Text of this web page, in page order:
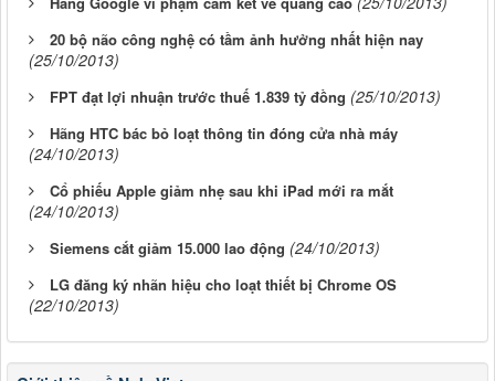
20 bộ não công nghệ có tầm ảnh hưởng nhất hiện nay
(25/10/2013)
FPT đạt lợi nhuận trước thuế 1.839 tỷ đồng (25/10/2013)
Hãng HTC bác bỏ loạt thông tin đóng cửa nhà máy
(24/10/2013)
Cổ phiếu Apple giảm nhẹ sau khi iPad mới ra mắt
(24/10/2013)
Siemens cắt giảm 15.000 lao động (24/10/2013)
LG đăng ký nhãn hiệu cho loạt thiết bị Chrome OS
(22/10/2013)